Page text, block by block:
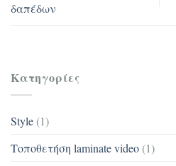
δαπέδων
Kατηγορίες
Style (1)
Tοποθετήση laminate video (1)